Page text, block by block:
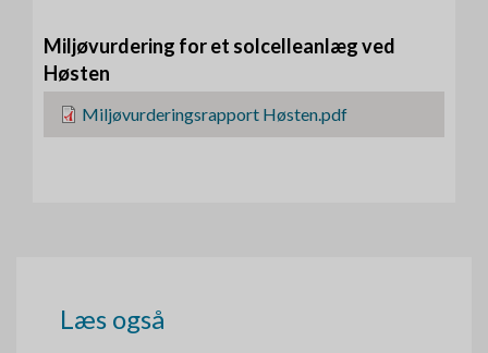
Miljøvurdering for et solcelleanlæg ved
Høsten
i
Miljøvurderingsrapport Høsten.pdf
Læs også